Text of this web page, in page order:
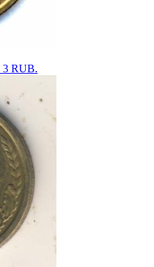
3 RUB.